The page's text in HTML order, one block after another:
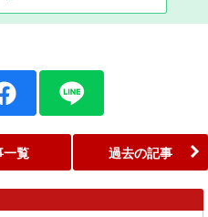
一覧 過去の記事